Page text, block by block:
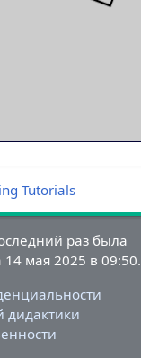
Tutorials
раз была
14 мая 2025 в 09:50.